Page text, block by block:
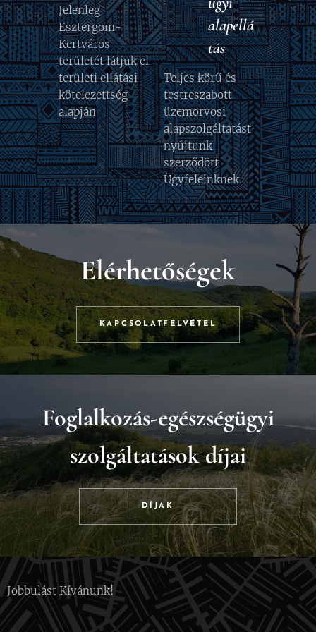
Jelenleg
Esztergom-
Kertváros
területét látjuk el
területi ellátási
kötelezettség
alapján
alapellá
tás
Teljes körű és
testreszabott
üzemorvosi
alapszolgáltatást
nyújtunk
szerződött
Ügyfeleinknek.
Elérhetőségek
KAPCSOLATFELVÉTEL
Foglalkozás-egészségügyi
szolgáltatások díjai
DÍJAK
Jobbulást Kívánunk!